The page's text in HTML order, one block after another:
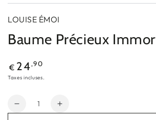
LOUISE ÉMOI
Baume Précieux
Prix
normal
€ 24,90
Taxes incluses.
Quantité
Réduire
Augmenter